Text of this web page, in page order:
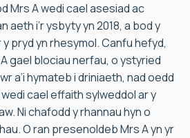
Mrs A wedi cael asesiad ac
aeth i’r ysbyty yn 2018, a bod y
pryd yn rhesymol. Canfu hefyd,
gael blociau nerfau, o ystyried
a’i hymateb i driniaeth, nad oedd
cael effaith sylweddol ar y
Ni chafodd y rhannau hyn o
O ran presenoldeb Mrs A yn yr